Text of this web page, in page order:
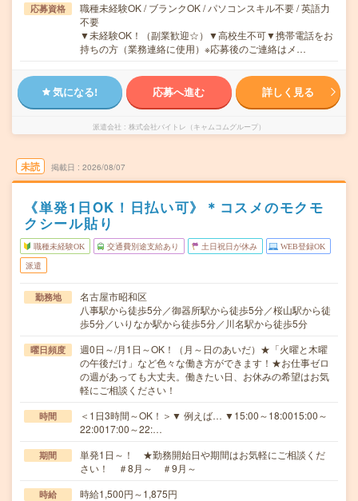
応募資格
職種未経験OK / ブランクOK / パソコンスキル不要 / 英語力
不要
▼未経験OK！（副業歓迎☆）▼高校生不可▼携帯電話をお
持ちの方（業務連絡に使用）※応募後のご連絡はメ…
気になる! 応募へ進む 詳しく見る
派遣会社 株式会社バイトレ（キャムコムグループ）
未読 掲載日 2026/08/07
《単発1日OK！日払い可》＊コスメのモクモ
クシール貼り
職種未経験OK 交通費別途支給あり 土日祝日が休み WEB登録OK
派遣
勤務地
名古屋市昭和区
八事駅から徒歩5分／御器所駅から徒歩5分／桜山駅から徒
歩5分／いりなか駅から徒歩5分／川名駅から徒歩5分
曜日頻度
週0日～/月1日～OK！（月～日のあいだ）★「火曜と木曜
の午後だけ」など色々な働き方ができます！★お仕事ゼロ
の週があっても大丈夫。働きたい日、お休みの希望はお気
軽にご相談ください！
時間
＜1日3時間～OK！＞▼ 例えば… ▼15:00～18:0015:00～
22:0017:00～22:…
期間
単発1日～！ ★勤務開始日や期間はお気軽にご相談くだ
さい！ ＃8月～ ＃9月～
時給 時給1,500円～1,875円